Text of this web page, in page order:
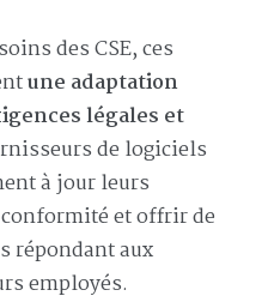
des CSE, ces
une adaptation
légales et
de logiciels
à jour leurs
et offrir de
répondant aux
employés.